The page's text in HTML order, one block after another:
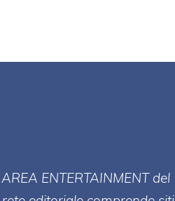
ENTERTAINMENT del